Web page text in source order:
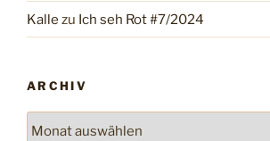
Kalle zu Ich seh Rot #7/2024
ARCHIV
Archiv